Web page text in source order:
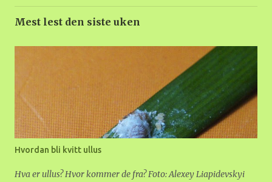
Mest lest den siste uken
Hvordan bli kvitt ullus
Hva er ullus? Hvor kommer de fra? Foto: Alexey Liapidevskyi